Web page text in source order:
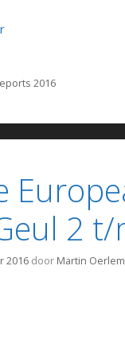
2016
2
2016 door Martin